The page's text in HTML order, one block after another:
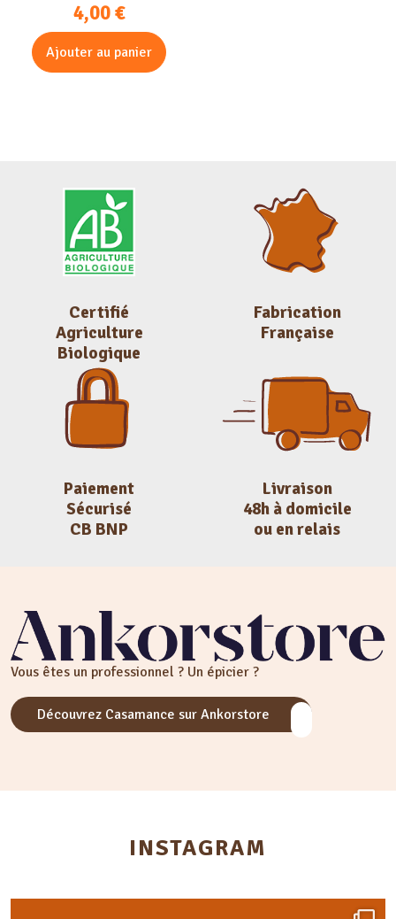
4,00€
Ajouter au panier
Certifié
Agriculture
Biologique
Fabrication
Française
Paiement
Sécurisé
CB BNP
Livraison
48h à domicile
ou en relais
Vous êtes un professionnel ? Un épicier ?
Découvrez Casamance sur Ankorstore
INSTAGRAM